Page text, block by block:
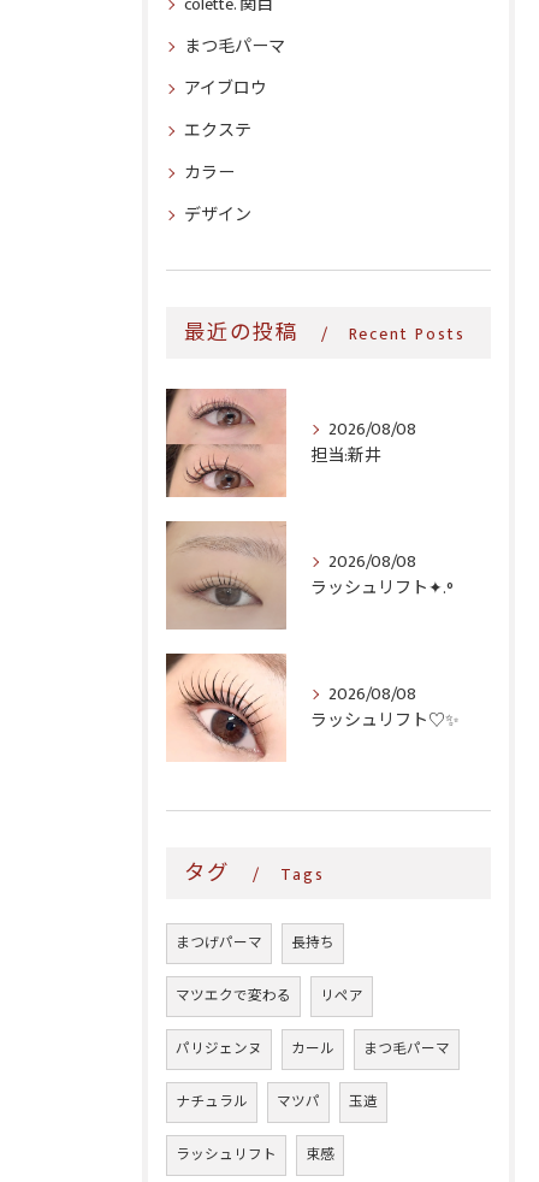
まつ毛パーマ
アイブロウ
エクステ
カラー
デザイン
最近の投稿 Recent Posts
2026/08/08
担当:新井
2026/08/08
ラッシュリフト✦.°
2026/08/08
ラッシュリフト♡✨
タグ Tags
まつげパーマ 長持ち
マツエクで変わる リペア
パリジェンヌ カール まつ毛パーマ
ナチュラル マツパ 玉造
ラッシュリフト 束感